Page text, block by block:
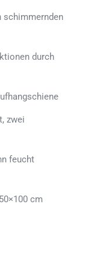
schimmernden
durch
zwei
feucht
cm